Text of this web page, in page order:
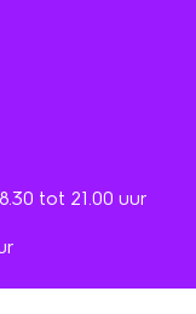
tot 21.00 uur